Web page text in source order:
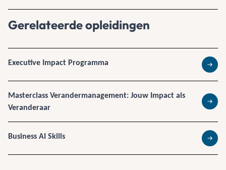
Gerelateerde opleidingen
Executive Impact Programma
Lees
Masterclass Verandermanagement: Jouw Impact als
Veranderaar
Lees
Business AI Skills
Lees